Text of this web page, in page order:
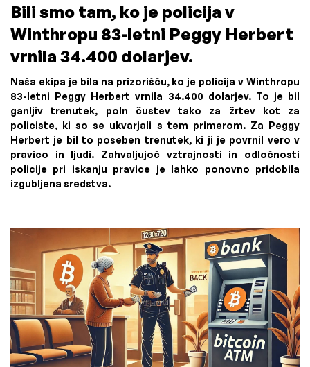
Bili smo tam, ko je policija v
Winthropu 83-letni Peggy Herbert
vrnila 34.400 dolarjev.
Naša ekipa je bila na prizorišču, ko je policija v Winthropu
83-letni Peggy Herbert vrnila 34.400 dolarjev. To je bil
ganljiv trenutek, poln čustev tako za žrtev kot za
policiste, ki so se ukvarjali s tem primerom. Za Peggy
Herbert je bil to poseben trenutek, ki ji je povrnil vero v
pravico in ljudi. Zahvaljujoč vztrajnosti in odločnosti
policije pri iskanju pravice je lahko ponovno pridobila
izgubljena sredstva.